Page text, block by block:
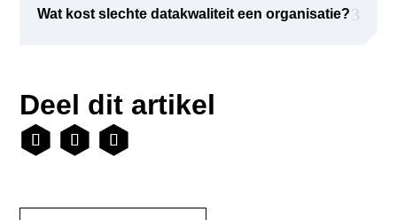
Wat kost slechte datakwaliteit een organisatie?
Deel dit artikel